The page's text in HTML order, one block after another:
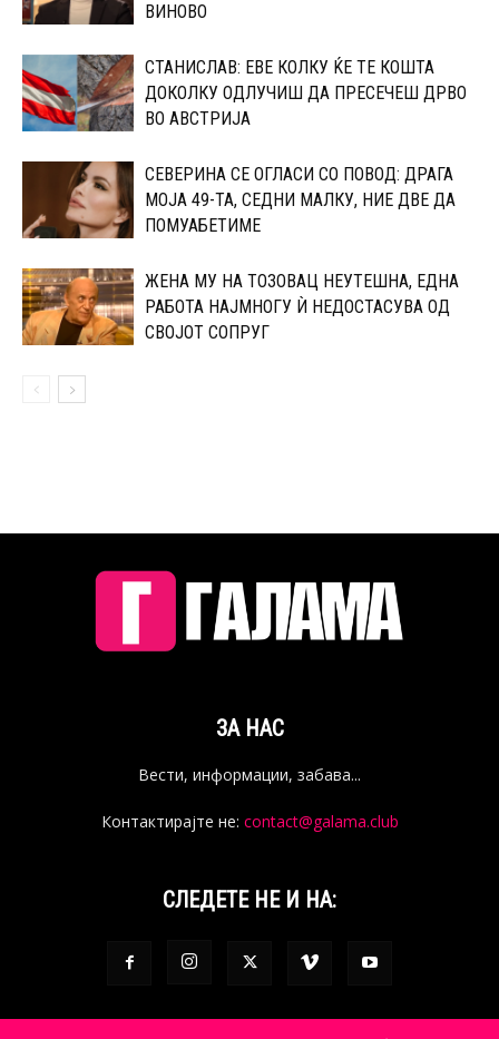
ВИНОВО
СТАНИСЛАВ: ЕВЕ КОЛКУ ЌЕ ТЕ КОШТА
ДОКОЛКУ ОДЛУЧИШ ДА ПРЕСЕЧЕШ ДРВО
ВО АВСТРИЈА
СЕВEРИНА СЕ ОГЛАСИ СО ПОВОД: ДРАГА
МОЈА 49-ТА, СЕДНИ МАЛКУ, НИЕ ДВЕ ДА
ПОМУАБЕТИМЕ
ЖЕНА МУ НА ТОЗОВАЦ НЕУТЕШНА, ЕДНА
РАБОТА НАЈМНОГУ Ѝ НЕДОСТАСУВА ОД
СВОЈОТ СОПРУГ
ЗА НАС
Вести, информации, забава...
Контактирајте не: contact@galama.club
СЛЕДЕТЕ НЕ И НА: